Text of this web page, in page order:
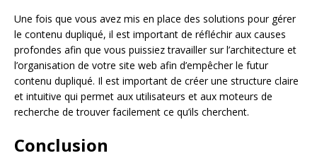
Une fois que vous avez mis en place des solutions pour gérer
le contenu dupliqué, il est important de réfléchir aux causes
profondes afin que vous puissiez travailler sur l’architecture et
l’organisation de votre site web afin d’empêcher le futur
contenu dupliqué. Il est important de créer une structure claire
et intuitive qui permet aux utilisateurs et aux moteurs de
recherche de trouver facilement ce qu’ils cherchent.
Conclusion